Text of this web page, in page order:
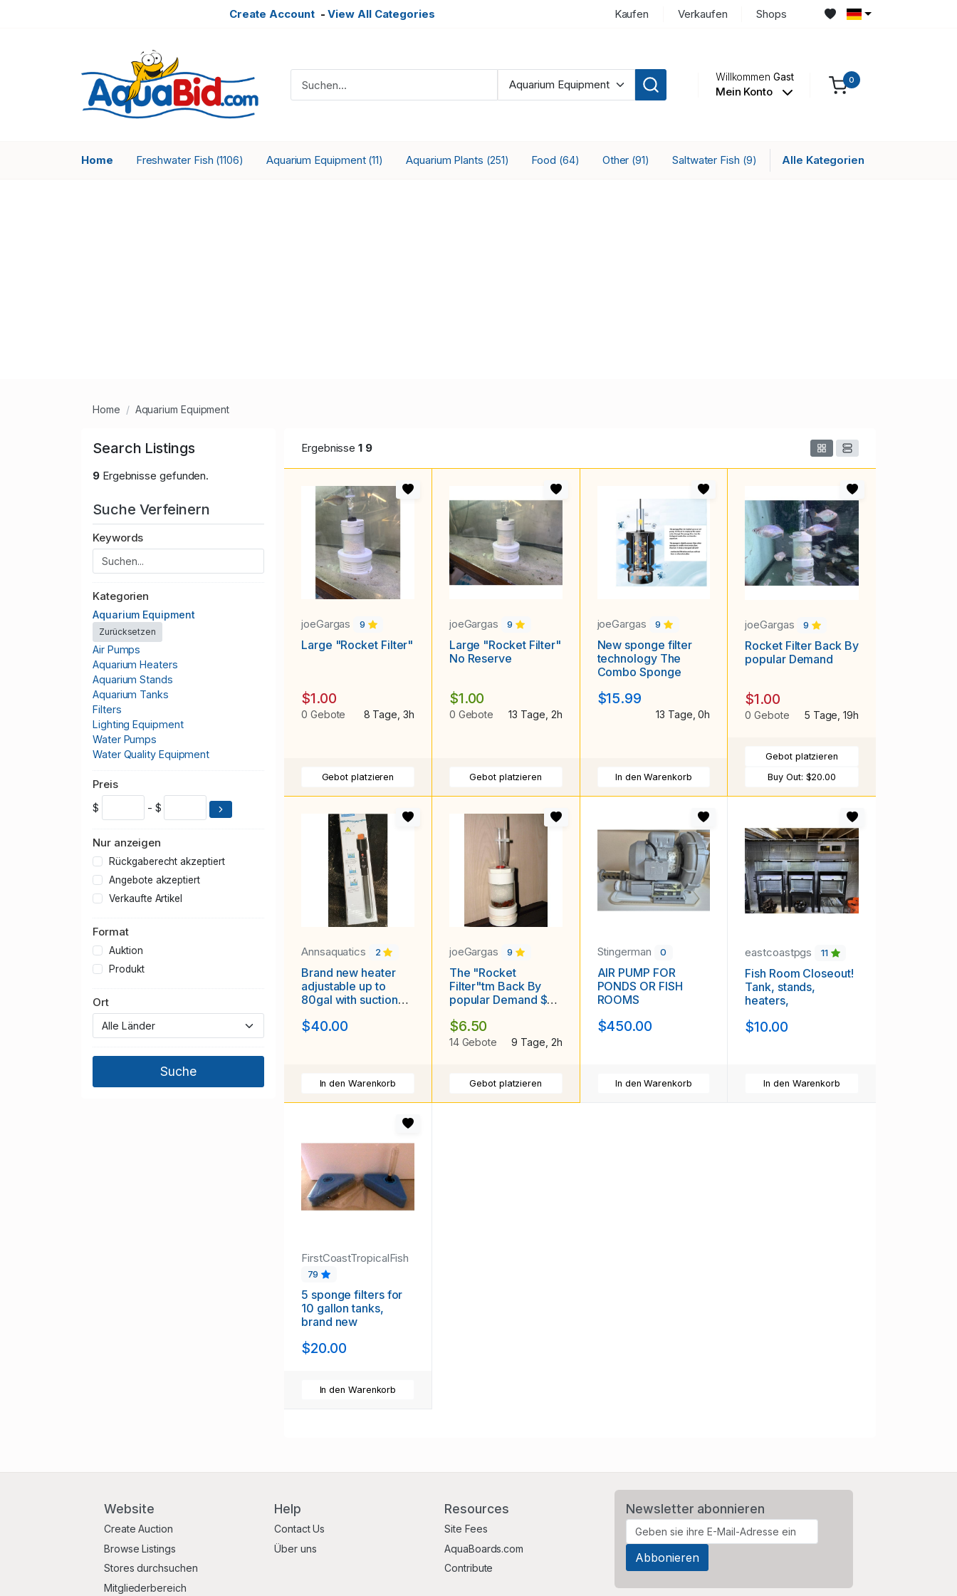
Create Account-View All Categories Kaufen Verkaufen Shops
Willkommen Gast
Mein Konto
0
Home Freshwater Fish (1106) Aquarium Equipment (11) Aquarium Plants (251) Food (64) Other (91) Saltwater Fish (9) Alle Kategorien
Home Aquarium Equipment
Search Listings
9Ergebnisse gefunden.
Suche Verfeinern
Keywords
Kategorien
Aquarium Equipment
Zurücksetzen
Air Pumps
Aquarium Heaters
Aquarium Stands
Aquarium Tanks
Filters
Lighting Equipment
Water Pumps
Water Quality Equipment
Preis
$ - $
Nur anzeigen
Rückgaberecht akzeptiert
Angebote akzeptiert
Verkaufte Artikel
Format
Auktion
Produkt
Ort
Ergebnisse1 9
joeGargas 9
Large "Rocket Filter"
$1.00
0 Gebote 8 Tage, 3h
Gebot platzieren
joeGargas 9
Large "Rocket Filter"
No Reserve
$1.00
0 Gebote 13 Tage, 2h
Gebot platzieren
joeGargas 9
New sponge filter
technology The
Combo Sponge
$15.99
13 Tage, 0h
In den Warenkorb
joeGargas 9
Rocket Filter Back By
popular Demand
$1.00
0 Gebote 5 Tage, 19h
Gebot platzieren
Buy Out: $20.00
Annsaquatics 2
Brand new heater
adjustable up to
80gal with suction
$40.00
In den Warenkorb
joeGargas 9
The "Rocket
Filter"tm Back By
popular Demand $1
$6.50
14 Gebote 9 Tage, 2h
Gebot platzieren
Stingerman 0
AIR PUMP FOR
PONDS OR FISH
ROOMS
$450.00
In den Warenkorb
eastcoastpgs 11
Fish Room Closeout!
Tank, stands,
heaters,
$10.00
In den Warenkorb
FirstCoastTropicalFish
79
5 sponge filters for
10 gallon tanks,
brand new
$20.00
In den Warenkorb
Website
Create Auction
Browse Listings
Stores durchsuchen
Mitgliederbereich
Help
Contact Us
Über uns
Resources
Site Fees
AquaBoards.com
Contribute
Newsletter abonnieren